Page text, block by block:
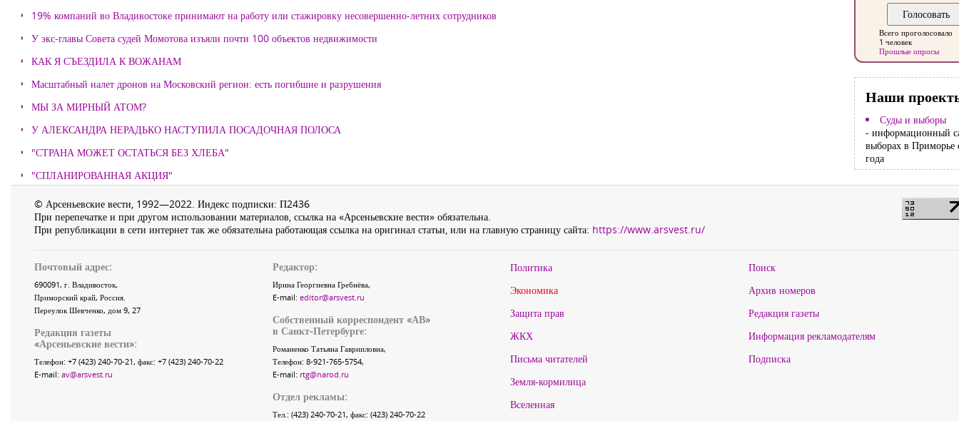
19% компаний во Владивостоке принимают на работу или стажировку несовершенно-летних сотрудников
У экс-главы Совета судей Момотова изъяли почти 100 объектов недвижимости
КАК Я СЪЕЗДИЛА К ВОЖАНАМ
Масштабный налет дронов на Московский регион: есть погибшие и разрушения
МЫ ЗА МИРНЫЙ АТОМ?
У АЛЕКСАНДРА НЕРАДЬКО НАСТУПИЛА ПОСАДОЧНАЯ ПОЛОСА
"СТРАНА МОЖЕТ ОСТАТЬСЯ БЕЗ ХЛЕБА"
"СПЛАНИРОВАННАЯ АКЦИЯ"
Всего проголосовало
1 человек
Прошлые опросы
Наши
Суды и выборы
- информационный
выборах в Приморье
года
© Арсеньевские вести, 1992—2022. Индекс подписки: П2436
При перепечатке и при другом использовании материалов, ссылка на «Арсеньевские вести» обязательна.
При републикации в сети интернет так же обязательна работающая ссылка на оригинал статьи, или на главную страницу сайта: https://www.arsvest.ru/
Почтовый адрес:
690091, г. Владивосток,
Приморский край, Россия.
Переулок Шевченко, дом 9, 27
Редакция газеты
«Арсеньевские вести»:
Телефон: +7 (423) 240-70-21, факс: +7 (423) 240-70-22
E-mail: av@arsvest.ru
Редактор:
Ирина Георгиевна Гребнёва,
E-mail: editor@arsvest.ru
Собственный корреспондент «АВ»
в Санкт-Петербурге:
Романенко Татьяна Гаврииловна,
Телефон: 8-921-765-5754,
E-mail: rtg@narod.ru
Отдел рекламы:
Тел.: (423) 240-70-21, факс: (423) 240-70-22
Политика
Экономика
Защита прав
ЖКХ
Письма читателей
Земля-кормилица
Вселенная
Поиск
Архив номеров
Редакция газеты
Информация рекламодателям
Подписка